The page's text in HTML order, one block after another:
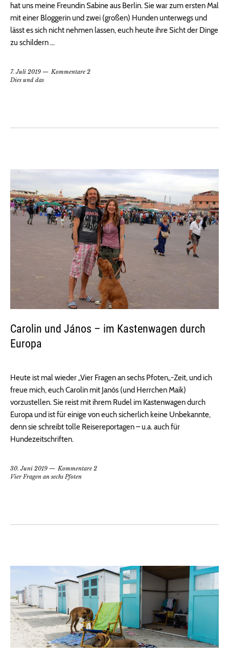
hat uns meine Freundin Sabine aus Berlin. Sie war zum ersten Mal
mit einer Bloggerin und zwei (großen) Hunden unterwegs und
lässt es sich nicht nehmen lassen, euch heute ihre Sicht der Dinge
zu schildern …
7. Juli 2019
Kommentare 2
Dies und das
Carolin und János – im Kastenwagen durch
Europa
Heute ist mal wieder „Vier Fragen an sechs Pfoten„-Zeit, und ich
freue mich, euch Carolin mit Janós (und Herrchen Maik)
vorzustellen. Sie reist mit ihrem Rudel im Kastenwagen durch
Europa und ist für einige von euch sicherlich keine Unbekannte,
denn sie schreibt tolle Reisereportagen – u.a. auch für
Hundezeitschriften.
30. Juni 2019
Kommentare 2
Vier Fragen an sechs Pfoten